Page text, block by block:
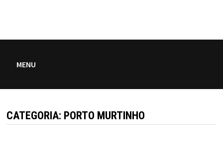
MENU
CATEGORIA: PORTO MURTINHO